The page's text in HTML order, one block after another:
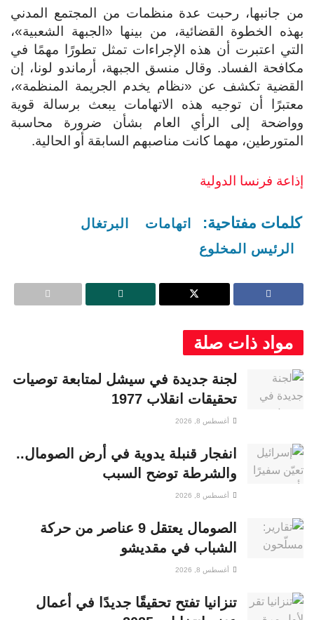
من جانبها، رحبت عدة منظمات من المجتمع المدني
بهذه الخطوة القضائية، من بينها «الجبهة الشعبية»،
التي اعتبرت أن هذه الإجراءات تمثل تطورًا مهمًا في
مكافحة الفساد. وقال منسق الجبهة، أرماندو لونا، إن
القضية تكشف عن «نظام يخدم الجريمة المنظمة»،
معتبرًا أن توجيه هذه الاتهامات يبعث برسالة قوية
وواضحة إلى الرأي العام بشأن ضرورة محاسبة
المتورطين، مهما كانت مناصبهم السابقة أو الحالية.
إذاعة فرنسا الدولية
كلمات مفتاحية: اتهامات
البرتغال
الرئيس المخلوع
مواد ذات صلة
لجنة جديدة في سيشل لمتابعة توصيات
تحقيقات انقلاب 1977
أغسطس 8, 2026
انفجار قنبلة يدوية في أرض الصومال..
والشرطة توضح السبب
أغسطس 8, 2026
الصومال يعتقل 9 عناصر من حركة
الشباب في مقديشو
أغسطس 8, 2026
تنزانيا تفتح تحقيقًا جديدًا في أعمال